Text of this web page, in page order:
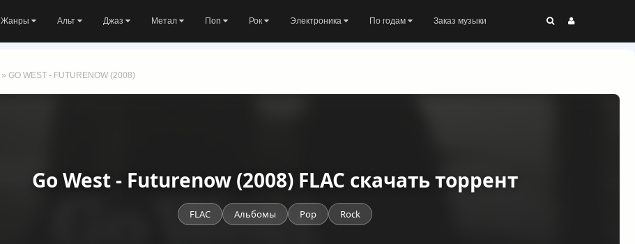
Жанры Альт Джаз Метал Поп Рок Электроника По годам Заказ музыки
» GO WEST - FUTURENOW (2008)
Go West - Futurenow (2008) FLAC скачать торрент
FLAC Альбомы Pop Rock